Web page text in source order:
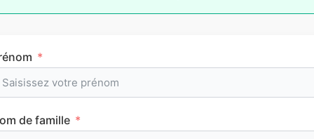
L’emploi du temps en première (cours et
horaires)
de famille